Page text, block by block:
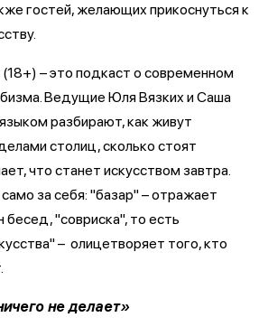
гостей, желающих прикоснуться к
– это подкаст о современном
Ведущие Юля Вязких и Саша
разбирают, как живут
столиц, сколько стоят
что станет искусством завтра.
за себя: "базар" – отражает
"совриска", то есть
– олицетворяет того, кто
не делает»